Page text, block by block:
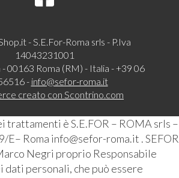
- S.E.For-Roma srls - P.Iva
14043231001
- 00163 Roma (RM) - Italia - +39 06
- info@sefor-roma.it
creato con Scontrino.com
è S.E.FOR – ROMA srls –
E– Roma info@sefor-roma.it . SEFOR
Negri proprio Responsabile
personali, che può essere